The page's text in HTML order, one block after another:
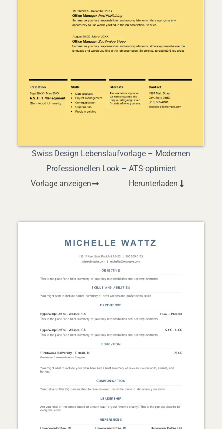
Swiss Design Lebenslaufvorlage – Modernen
Professionellen Look – ATS-optimiert
Vorlage anzeigen
Herunterladen